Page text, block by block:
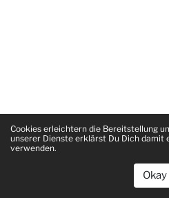
Cookies erleichtern die Bereitstellung
unserer Dienste erklärst Du Dich damit
verwenden.
Okay